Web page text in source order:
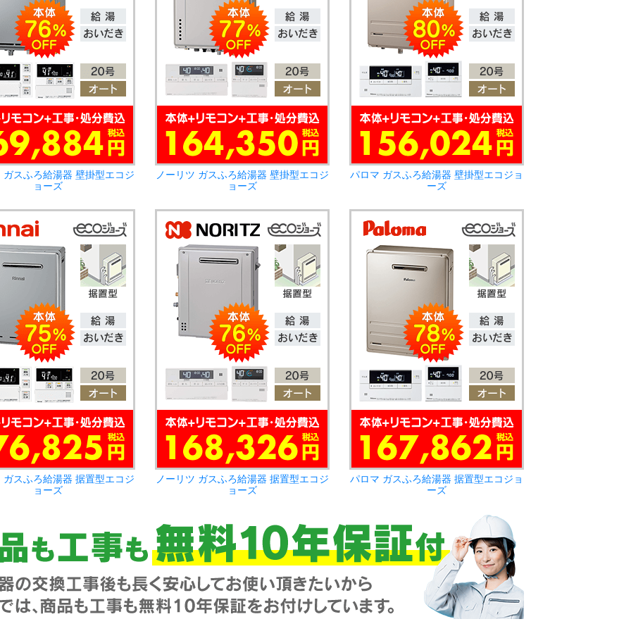
ガスふろ給湯器 壁掛型エコジ
ョーズ
ノーリツ ガスふろ給湯器 壁掛型エコジ
ョーズ
パロマ ガスふろ給湯器 壁掛型エコジョ
ーズ
ガスふろ給湯器 据置型エコジ
ョーズ
ノーリツ ガスふろ給湯器 据置型エコジ
ョーズ
パロマ ガスふろ給湯器 据置型エコジョ
ーズ